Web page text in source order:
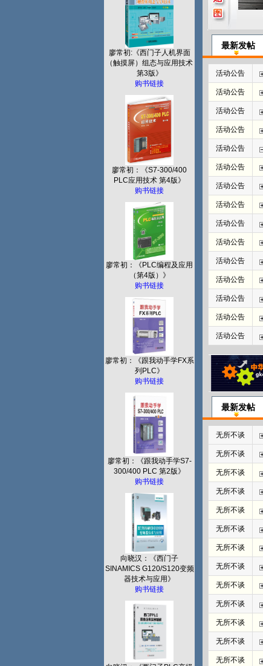
廖常初:《西门子人机界面
（触摸屏）组态与应用技术
第3版》
购书链接
廖常初：《S7-300/400
PLC应用技术 第4版》
购书链接
廖常初：《PLC编程及应用
（第4版）》
购书链接
廖常初：《跟我动手学FX系
列PLC》
购书链接
廖常初：《跟我动手学S7-
300/400 PLC 第2版》
购书链接
向晓汉：《西门子
SINAMICS G120/S120变频
器技术与应用》
购书链接
最新发帖
活动公告
活动公告
活动公告
活动公告
活动公告
活动公告
活动公告
活动公告
活动公告
活动公告
活动公告
活动公告
活动公告
活动公告
活动公告
最新发帖
无所不谈
无所不谈
无所不谈
无所不谈
无所不谈
无所不谈
无所不谈
无所不谈
无所不谈
无所不谈
无所不谈
无所不谈
无所不谈